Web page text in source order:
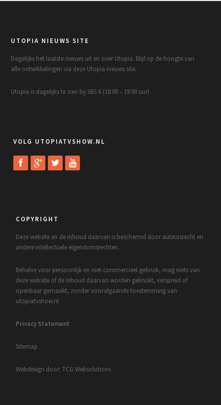
UTOPIA NIEUWS SITE
Dagelijks het laatste nieuws uit en over Utopia. Blijf op de hoogte van
alle ontwikkelingen via deze Utopia nieuws site.
Utopia is dagelijks te zien bij SBS 6 (18:00 – 19:00 uur).
VOLG UTOPIATVSHOW.NL
COPYRIGHT
Deze website en de inhoud daarvan is beschermd door auteursrecht en
andere intellectuele eigendomsrechten.
Behalve voor persoonlijk en niet-commercieel gebruik, mag niets van
deze website of de inhoud daarvan worden gebruikt, verspreid of
openbaar gemaakt, zonder voorafgaande toestemming van
utopiatvshow.nl
Privacy Statement
Sitemap
Webdesign door: TCG Websolutions